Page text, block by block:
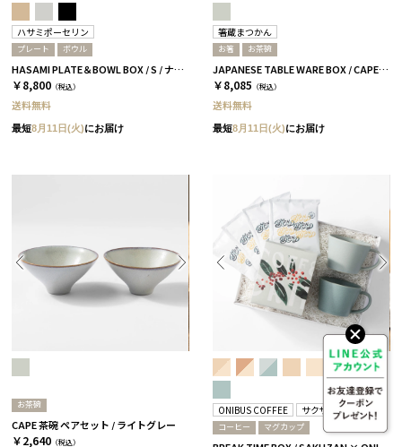
ハサミポーセリン
プレート ボウル
HASAMI PLATE＆BOWL BOX / S / ナチュラル［ハサミポーセリン］
￥8,800 （税込）
送料無料
最短8月11日(火)にお届け
箸蔵まつかん
お箸 お茶碗
JAPANESE TABLE WARE BOX / CAPE / 茶碗+箸 / 浅葱＆桜
￥8,085 （税込）
送料無料
最短8月11日(火)にお届け
お茶碗
CAPE 茶碗 ペアセット / ライトグレー
￥2,640 （税込）
ONIBUS COFFEE サクザン
コーヒー マグカップ